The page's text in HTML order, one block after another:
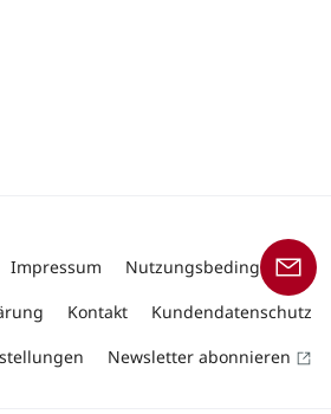
Impressum
Nutzungsbedingungen
Kontakt
Kundendatenschutz
Newsletter abonnieren